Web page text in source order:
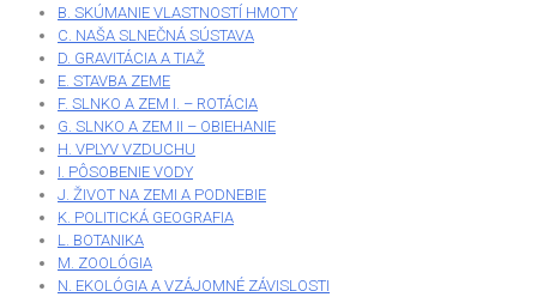
B. SKÚMANIE VLASTNOSTÍ HMOTY
C. NAŠA SLNEČNÁ SÚSTAVA
D. GRAVITÁCIA A TIAŽ
E. STAVBA ZEME
F. SLNKO A ZEM I. – ROTÁCIA
G. SLNKO A ZEM II – OBIEHANIE
H. VPLYV VZDUCHU
I. PÔSOBENIE VODY
J. ŽIVOT NA ZEMI A PODNEBIE
K. POLITICKÁ GEOGRAFIA
L. BOTANIKA
M. ZOOLÓGIA
N. EKOLÓGIA A VZÁJOMNÉ ZÁVISLOSTI